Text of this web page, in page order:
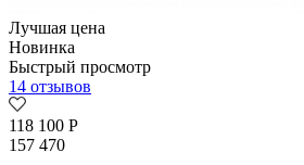
Лучшая цена
Новинка
Быстрый просмотр
14 отзывов
118 100 Р
157 470